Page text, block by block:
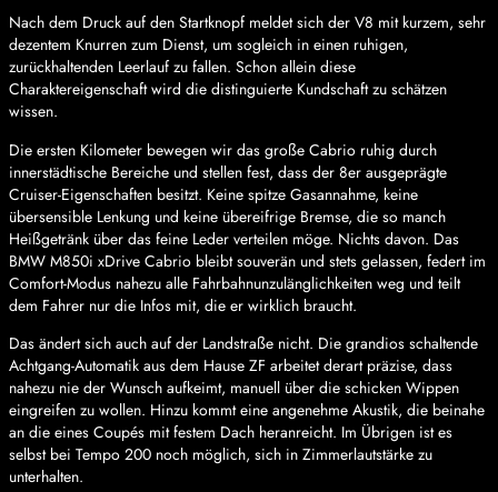
Nach dem Druck auf den Startknopf meldet sich der V8 mit kurzem, sehr
dezentem Knurren zum Dienst, um sogleich in einen ruhigen,
zurückhaltenden Leerlauf zu fallen. Schon allein diese
Charaktereigenschaft wird die distinguierte Kundschaft zu schätzen
wissen.
Die ersten Kilometer bewegen wir das große Cabrio ruhig durch
innerstädtische Bereiche und stellen fest, dass der 8er ausgeprägte
Cruiser-Eigenschaften besitzt. Keine spitze Gasannahme, keine
übersensible Lenkung und keine übereifrige Bremse, die so manch
Heißgetränk über das feine Leder verteilen möge. Nichts davon. Das
BMW M850i xDrive Cabrio bleibt souverän und stets gelassen, federt im
Comfort-Modus nahezu alle Fahrbahnunzulänglichkeiten weg und teilt
dem Fahrer nur die Infos mit, die er wirklich braucht.
Das ändert sich auch auf der Landstraße nicht. Die grandios schaltende
Achtgang-Automatik aus dem Hause ZF arbeitet derart präzise, dass
nahezu nie der Wunsch aufkeimt, manuell über die schicken Wippen
eingreifen zu wollen. Hinzu kommt eine angenehme Akustik, die beinahe
an die eines Coupés mit festem Dach heranreicht. Im Übrigen ist es
selbst bei Tempo 200 noch möglich, sich in Zimmerlautstärke zu
unterhalten.